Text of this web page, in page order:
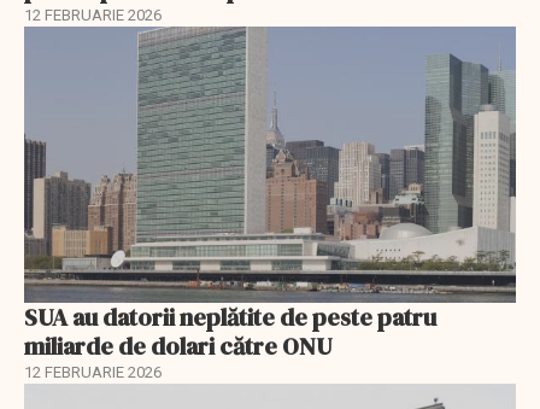
12 FEBRUARIE 2026
SUA au datorii neplătite de peste patru
miliarde de dolari către ONU
12 FEBRUARIE 2026